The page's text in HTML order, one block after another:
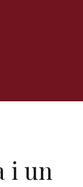
i un